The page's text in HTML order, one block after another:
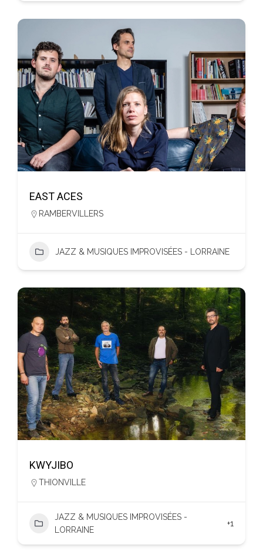
EAST ACES
RAMBERVILLERS
JAZZ & MUSIQUES IMPROVISÉES - LORRAINE
KWYJIBO
THIONVILLE
JAZZ & MUSIQUES IMPROVISÉES -
LORRAINE
+1